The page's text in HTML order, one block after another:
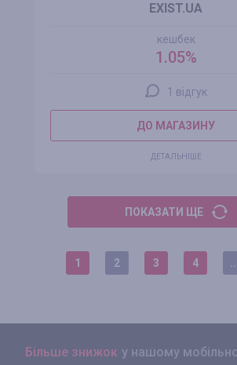
EXIST.UA
кешбек
1.05%
1 відгук
ДО МАГАЗИНУ
ДЕТАЛЬНІШЕ
ПОКАЗАТИ ЩЕ
1 2 3 4
Більше знижок у нашому